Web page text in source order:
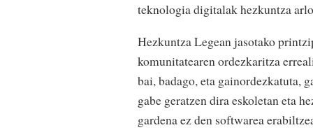
teknologia digitalak hezkuntza
Hezkuntza Legean jasotako
komunitatearen ordezkaritza
bai, badago, eta gainordezkatuta,
gabe geratzen dira eskoletan eta
gardena ez den softwarea